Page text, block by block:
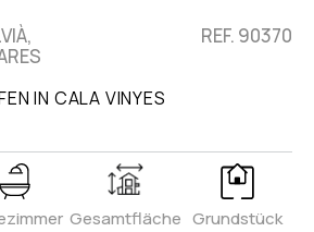
REF. 90370
IN CALA VINYES
Gesamtfläche Grundstück